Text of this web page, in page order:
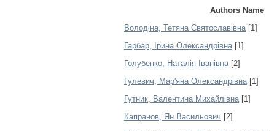
Authors Name
Володіна, Тетяна Святославівна[1]
Гарбар, Ірина Олександрівна[1]
Голубенко, Наталія Іванівна[2]
Гулевич, Мар'яна Олександрівна[1]
Гутник, Валентина Михайлівна[1]
Капранов, Ян Васильович [2]